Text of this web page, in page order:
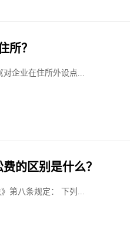
所？
企业在住所外设点...
的区别是什么？
第八条规定： 下列...